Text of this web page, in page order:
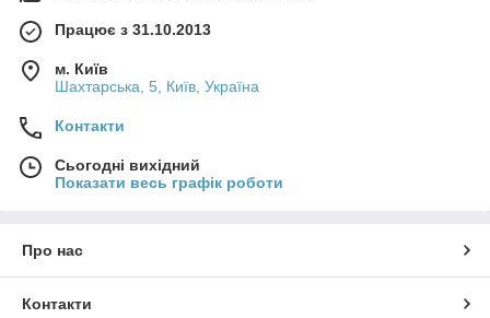
Працює з 31.10.2013
м. Київ
Шахтарська, 5, Київ, Україна
Контакти
Сьогодні вихідний
Показати весь графік роботи
Про нас
Контакти